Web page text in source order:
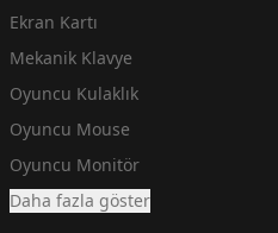
Ekran Kartı
Mekanik Klavye
Oyuncu Kulaklık
Oyuncu Mouse
Oyuncu Monitör
Daha fazla göster